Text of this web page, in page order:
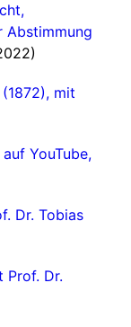
Abstimmung
mit
YouTube,
Dr. Tobias
Prof. Dr.